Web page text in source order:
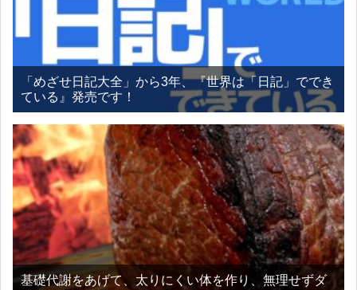
「めざせ日記大全」から3年、『世界は「日記」ででき
ている』発売です！
基礎代謝をあげて、太りにくい体を作り、無理せずダ